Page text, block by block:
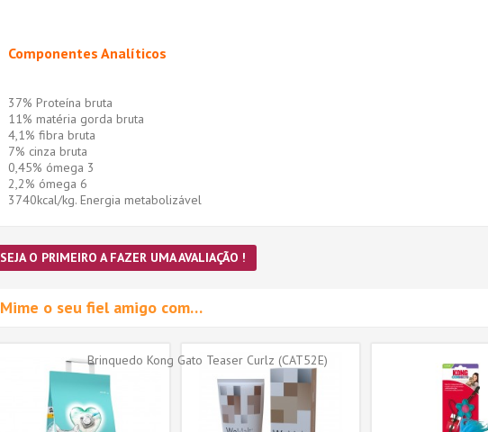
Componentes Analíticos
37% Proteína bruta
11% matéria gorda bruta
4,1% fibra bruta
7% cinza bruta
0,45% ómega 3
2,2% ómega 6
3740kcal/kg. Energia metabolizável
SEJA O PRIMEIRO A FAZER UMA AVALIAÇÃO !
Mime o seu fiel amigo com…